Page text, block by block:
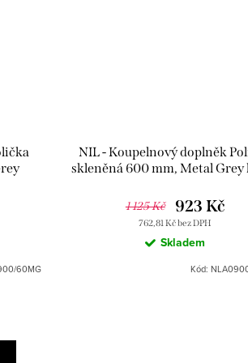
60MG
NIL - Koupelnový doplněk
skleněná 600 mm, Metal Grey
1 125 Kč
762,81 Kč bez DPH
923 Kč
Skladem
Kód: